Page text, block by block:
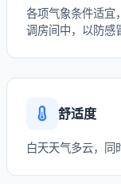
各项气象条件适宜
调房间中，以防感
舒适度
白天天气多云，同